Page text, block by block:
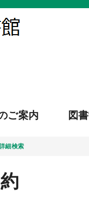
ご案内 図
細検索